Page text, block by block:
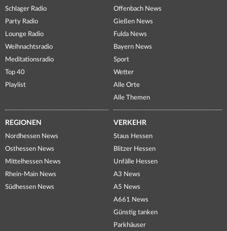
Schlager Radio
Party Radio
Lounge Radio
Weihnachtsradio
Meditationsradio
Top 40
Playlist
Offenbach News
Gießen News
Fulda News
Bayern News
Sport
Wetter
Alle Orte
Alle Themen
REGIONEN
Nordhessen News
Osthessen News
Mittelhessen News
Rhein-Main News
Südhessen News
VERKEHR
Staus Hessen
Blitzer Hessen
Unfälle Hessen
A3 News
A5 News
A661 News
Günstig tanken
Parkhäuser